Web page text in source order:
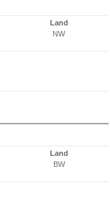
Land
NW
Land
BW